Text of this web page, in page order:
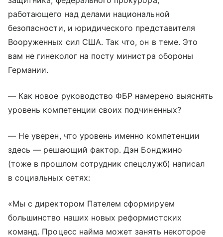
работающего над делами национальной
безопасности, и юридического представителя
Вооруженных сил США. Так что, он в теме. Это
вам не гинеколог на посту министра обороны
Германии.
— Как новое руководство ФБР намерено выяснять
уровень компетенции своих подчиненных?
— Не уверен, что уровень именно компетенции
здесь — решающий фактор. Дэн Бонджино
(тоже в прошлом сотрудник спецслужб) написал
в социальных сетях:
«Мы с директором Пателем сформируем
большинство наших новых реформистских
команд. Процесс найма может занять некоторое